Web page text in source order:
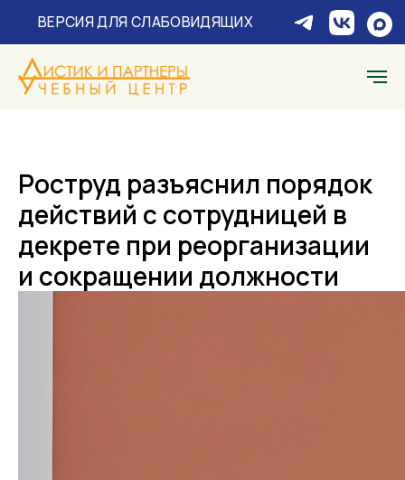
ВЕРСИЯ ДЛЯ СЛАБОВИДЯЩИХ
Роструд разъяснил порядок
действий с сотрудницей в
декрете при реорганизации
и сокращении должности